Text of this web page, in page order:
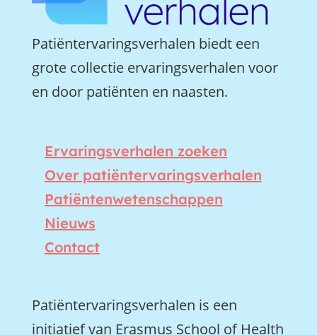
Patiëntervaringsverhalen biedt een
grote collectie ervaringsverhalen voor
en door patiënten en naasten.
Ervaringsverhalen zoeken
Over patiëntervaringsverhalen
Patiëntenwetenschappen
Nieuws
Contact
Patiëntervaringsverhalen is een
initiatief van Erasmus School of Health